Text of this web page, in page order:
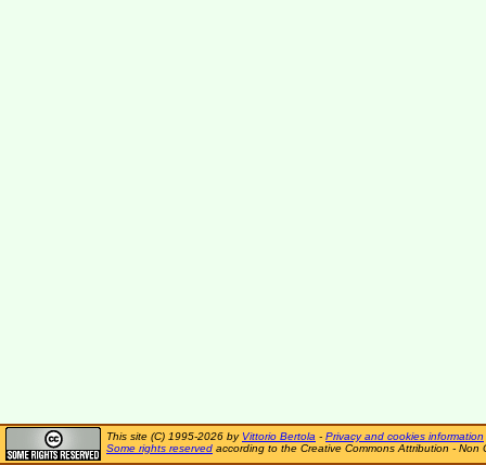
This site (C) 1995-2026 by Vittorio Bertola - Privacy and cookies information
Some rights reserved according to the Creative Commons Attribution - Non